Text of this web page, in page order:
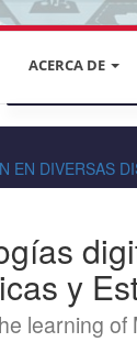
ACERCA DE
DECLARACIÓN
PRIVACIDAD
EQUIPO
PROTOCOLO
EN DIVERSAS
y
learning